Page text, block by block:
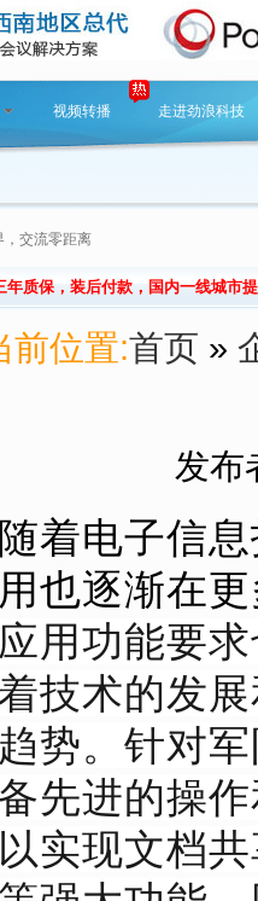
视频转播 走进劲浪科技
交流零距离
年质保，装后付款，国内一线城市
前位置:首页 »
发布
随着电子信
用也逐渐在
应用功能要
技术的发
趋势。针对
备先进的操
以实现文档